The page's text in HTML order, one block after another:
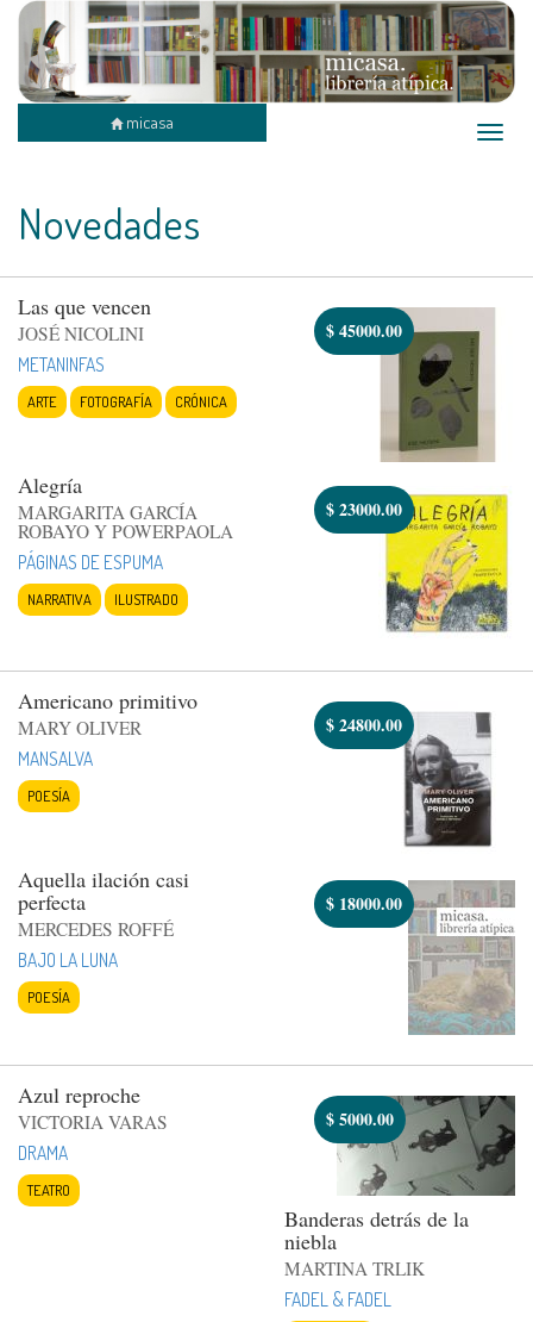
Toggle
micasa
Novedades
Las que vencen
JOSÉ NICOLINI
METANINFAS
ARTE FOTOGRAFÍA CRÓNICA
$45000.00
Alegría
MARGARITA GARCÍA
ROBAYO Y POWERPAOLA
PÁGINAS DE ESPUMA
NARRATIVA ILUSTRADO
$23000.00
Americano primitivo
MARY OLIVER
MANSALVA
POESÍA
$24800.00
Aquella ilación casi
perfecta
MERCEDES ROFFÉ
BAJO LA LUNA
POESÍA
$ 18000.00
Azul reproche
VICTORIA VARAS
DRAMA
TEATRO
$5000.00
Banderas detrás de la
niebla
MARTINA TRLIK
FADEL & FADEL